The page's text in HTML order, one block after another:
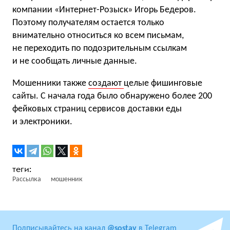
компании «Интернет-Розыск» Игорь Бедеров.
Поэтому получателям остается только
внимательно относиться ко всем письмам,
не переходить по подозрительным ссылкам
и не сообщать личные данные.
Мошенники также создают целые фишинговые
сайты. С начала года было обнаружено более 200
фейковых страниц сервисов доставки еды
и электроники.
Рассылка мошенник